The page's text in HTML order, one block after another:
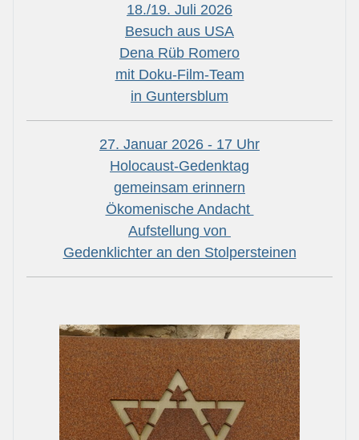
18./19. Juli 2026
Besuch aus USA
Dena Rüb Romero
mit Doku-Film-Team
in Guntersblum
27. Januar 2026 - 17 Uhr
Holocaust-Gedenktag
gemeinsam erinnern
Ökomenische Andacht
Aufstellung von
Gedenklichter an den Stolpersteinen